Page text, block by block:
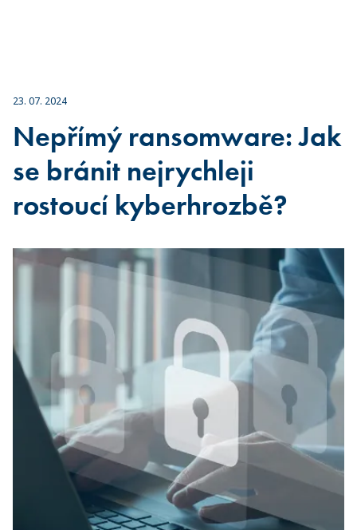
23. 07. 2024
Nepřímý ransomware: Jak
se bránit nejrychleji
rostoucí kyberhrozbě?